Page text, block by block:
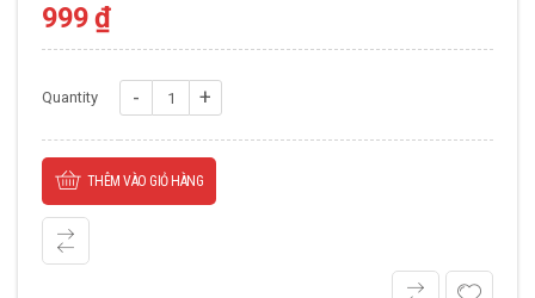
999₫
Quantity
Nhông
60
số
THÊM VÀO GIỎ HÀNG